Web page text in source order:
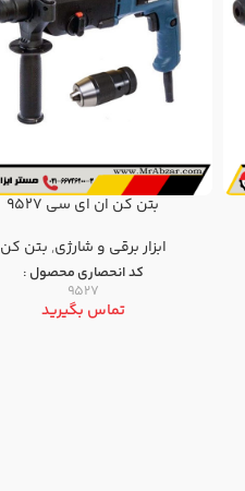
بتن کن ان ای سی 9527
ابزار برقی و شارژی, بتن كن
کد انحصاری محصول :
9527
تماس بگیرید